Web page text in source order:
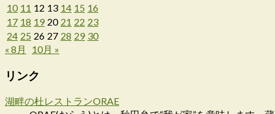
10 11 12 13 14 15 16
17 18 19 20 21 22 23
24 25 26 27 28 29 30
« 8月
10月 »
リンク
湖畔の杜レストランORAE